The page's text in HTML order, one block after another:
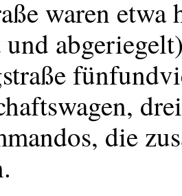
waren etwa
und
die